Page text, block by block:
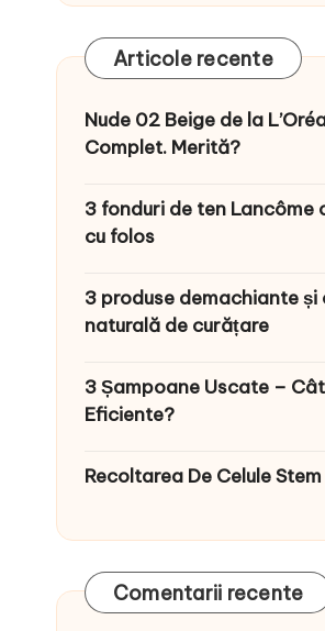
Articole recente
Nude 02 Beige de la
Complet. Merită?
3 fonduri de ten Lancôme
cu folos
3 produse demachiante și
naturală de curățare
3 Șampoane Uscate –
Eficiente?
Recoltarea De Celule Stem
Comentarii recente